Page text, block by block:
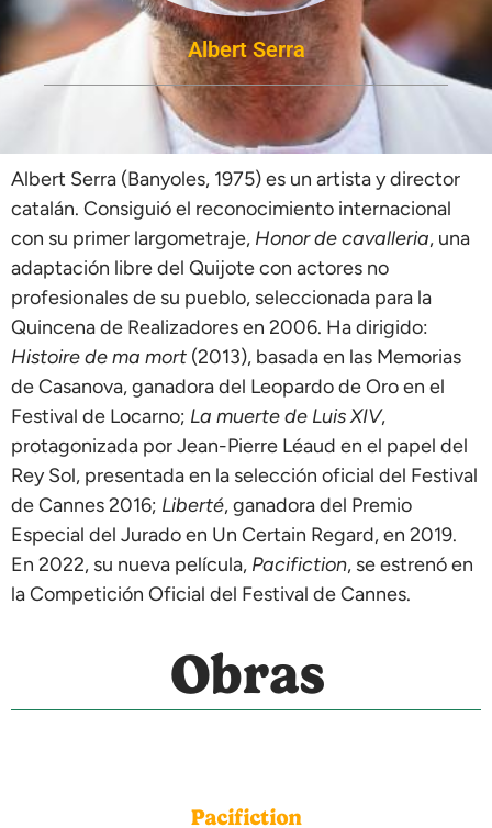
Albert Serra
Albert Serra (Banyoles, 1975) es un artista y director
catalán. Consiguió el reconocimiento internacional
con su primer largometraje, Honor de cavalleria, una
adaptación libre del Quijote con actores no
profesionales de su pueblo, seleccionada para la
Quincena de Realizadores en 2006. Ha dirigido:
Histoire de ma mort (2013), basada en las Memorias
de Casanova, ganadora del Leopardo de Oro en el
Festival de Locarno; La muerte de Luis XIV,
protagonizada por Jean-Pierre Léaud en el papel del
Rey Sol, presentada en la selección oficial del Festival
de Cannes 2016; Liberté, ganadora del Premio
Especial del Jurado en Un Certain Regard, en 2019.
En 2022, su nueva película, Pacifiction, se estrenó en
la Competición Oficial del Festival de Cannes.
Obras
Pacifiction